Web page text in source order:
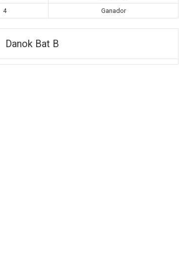
4 Ganador
Danok Bat B